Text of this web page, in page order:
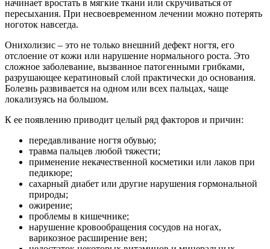
начинает вростать в мягкие ткани или скручиваться от
пересыхания. При несвоевременном лечении можно потерять
ноготок навсегда.
Онихолизис – это не только внешний дефект ногтя, его
отслоение от кожи или нарушение нормального роста. Это
сложное заболевание, вызванное патогенными грибками,
разрушающее кератиновый слой практически до основания.
Болезнь развивается на одном или всех пальцах, чаще
локализуясь на большом.
К ее появлению приводит целый ряд факторов и причин:
передавливание ногтя обувью;
травма пальцев любой тяжести;
применение некачественной косметики или лаков при
педикюре;
сахарный диабет или другие нарушения гормональной
природы;
ожирение;
проблемы в кишечнике;
нарушение кровообращения сосудов на ногах,
варикозное расширение вен;